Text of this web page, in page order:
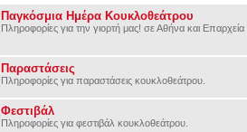
Παγκόσμια Ημέρα Κουκλοθεάτρου
Πληροφορίες για την γιορτή μας! σε Αθήνα και Επαρχεία
Παραστάσεις
Πληροφορίες για παραστάσεις κουκλοθεάτρου.
Φεστιβάλ
Πληροφορίες για φεστιβάλ κουκλοθεάτρου.